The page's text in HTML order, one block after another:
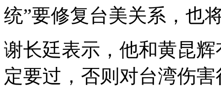
统”要修复台美关系，也
谢长廷表示，他和黄昆
定要过，否则对台湾伤